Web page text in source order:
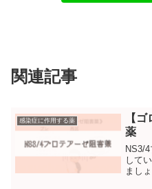
関連記事
感染症に作用する薬
【
薬
NS3/
して
まし